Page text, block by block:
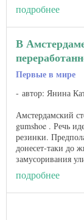
подробнее
В
Первые в мире
автор: Янина
Амстердамский
gumshoe . Речь
резинки.
донесет-таки до
замусоривания
подробнее